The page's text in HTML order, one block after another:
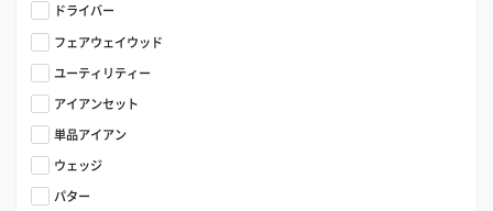
ドライバー
フェアウェイウッド
ユーティリティー
アイアンセット
単品アイアン
ウェッジ
パター